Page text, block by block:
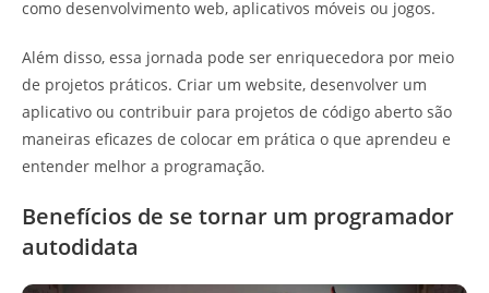
como desenvolvimento web, aplicativos móveis ou jogos.
Além disso, essa jornada pode ser enriquecedora por meio
de projetos práticos. Criar um website, desenvolver um
aplicativo ou contribuir para projetos de código aberto são
maneiras eficazes de colocar em prática o que aprendeu e
entender melhor a programação.
Benefícios de se tornar um programador
autodidata